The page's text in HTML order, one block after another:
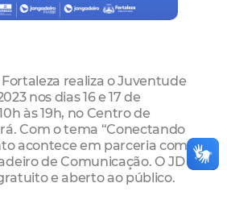
realiza o Juventude
nos dias 16 e 17 de
às 19h, no Centro de
Com o tema “Conectando
acontece em parceria com
de Comunicação. O JD
e aberto ao público.